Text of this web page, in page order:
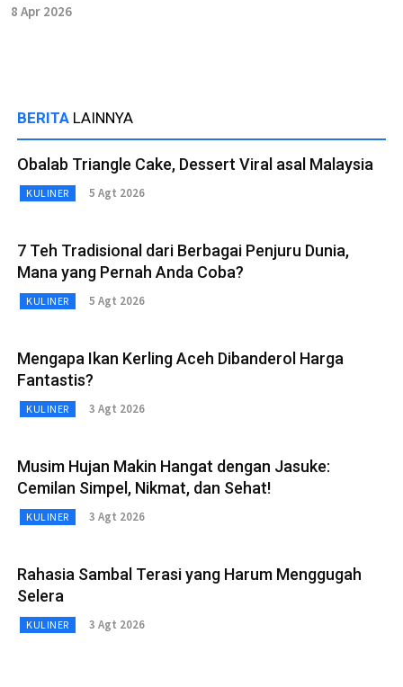
8 Apr 2026
BERITA LAINNYA
Obalab Triangle Cake, Dessert Viral asal Malaysia
KULINER 5 Agt 2026
7 Teh Tradisional dari Berbagai Penjuru Dunia,
Mana yang Pernah Anda Coba?
KULINER 5 Agt 2026
Mengapa Ikan Kerling Aceh Dibanderol Harga
Fantastis?
KULINER 3 Agt 2026
Musim Hujan Makin Hangat dengan Jasuke:
Cemilan Simpel, Nikmat, dan Sehat!
KULINER 3 Agt 2026
Rahasia Sambal Terasi yang Harum Menggugah
Selera
KULINER 3 Agt 2026